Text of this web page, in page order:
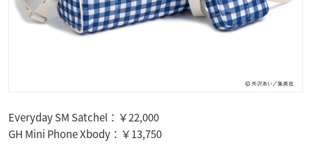
Everyday SM Satchel：￥22,000
GH Mini Phone Xbody：￥13,750